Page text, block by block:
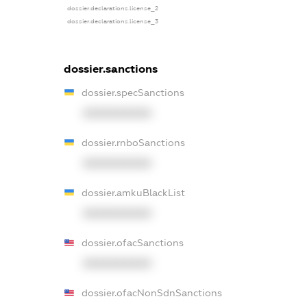
dossier.declarations.license_2
dossier.declarations.license_3
dossier.sanctions
dossier.specSanctions
dossier.rnboSanctions
dossier.amkuBlackList
dossier.ofacSanctions
dossier.ofacNonSdnSanctions